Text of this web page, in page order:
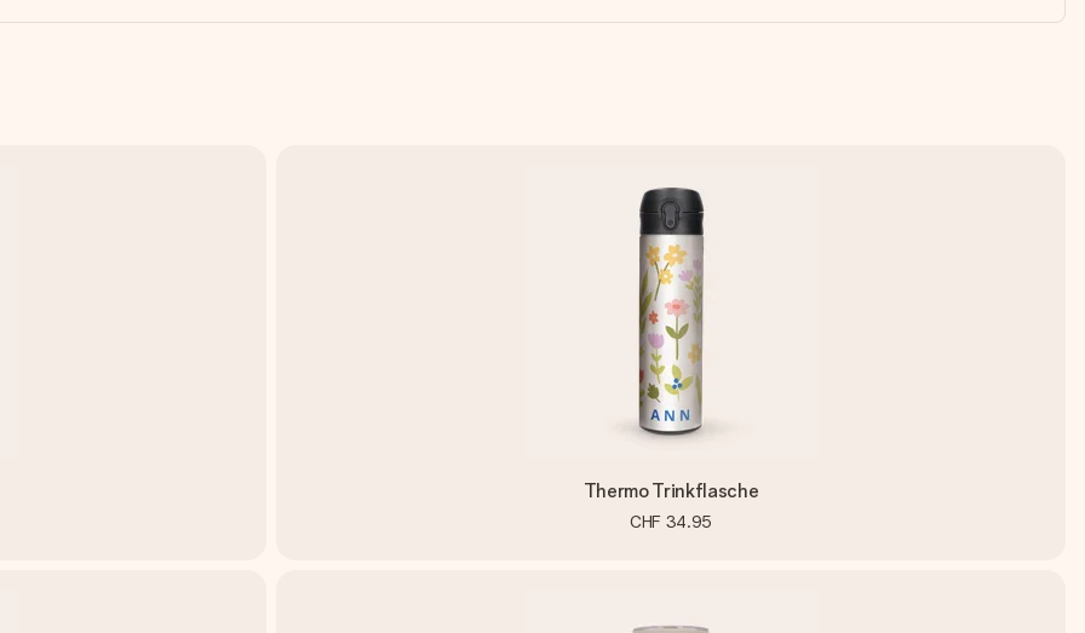
Thermo Trinkflasche
CHF 34.95